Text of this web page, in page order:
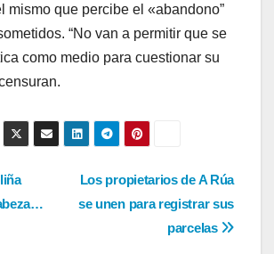
mismo que percibe el «abandono”
“No van a permitir que se
como medio para cuestionar su
Los propietarios de A Rúa
se unen para registrar sus
parcelas